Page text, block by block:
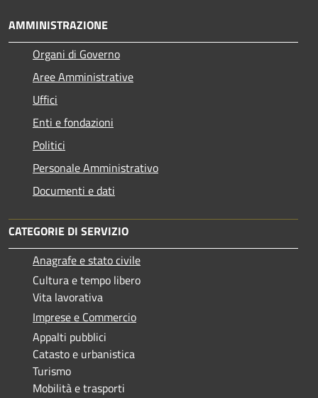
AMMINISTRAZIONE
Organi di Governo
Aree Amministrative
Uffici
Enti e fondazioni
Politici
Personale Amministrativo
Documenti e dati
CATEGORIE DI SERVIZIO
Anagrafe e stato civile
Cultura e tempo libero
Vita lavorativa
Imprese e Commercio
Appalti pubblici
Catasto e urbanistica
Turismo
Mobilità e trasporti